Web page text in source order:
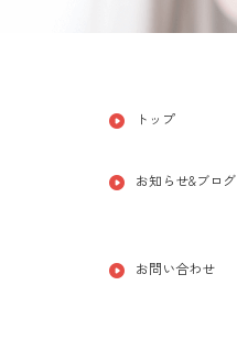
トップ
お知らせ&ブログ
お問い合わせ